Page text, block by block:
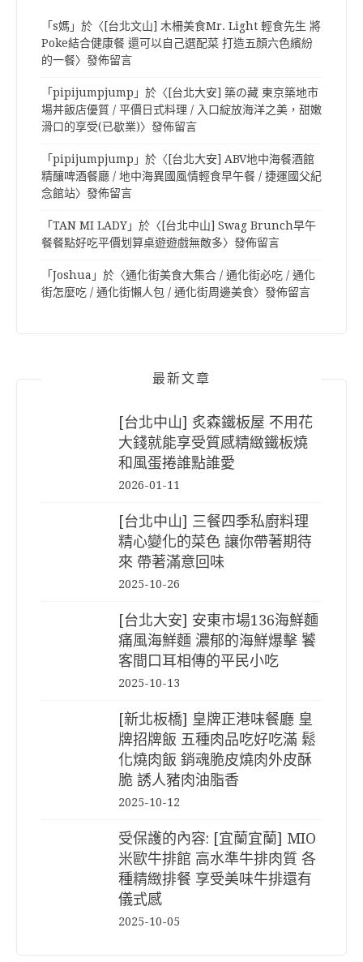
「s媽 」於〈 [台北文山] 木柵美食Mr. Light 輕食先生 將
Poke結合健康餐 還可以自己選配菜 打造五顏六色繽紛
的一餐〉發佈留言
「pipijumpjump 」於〈 [台北大安] 築の藏 東京築地市
場丼飯店優質 / 平價日式料理 / 入口綻放海洋之美，甜嫩
滑口的享受(已歇業)〉發佈留言
「pipijumpjump 」於〈 [台北大安] ABV地中海餐酒館
精釀啤酒餐廳 / 地中海異國風情輕食早午餐 / 捷運國父紀
念館站〉發佈留言
「TAN MI LADY」於〈 [台北中山] Swag Brunch早午
餐餐點好吃平價划算桌遊遊戲無敵多〉發佈留言
「Joshua 」於〈通化街美食大集合 / 通化街必吃 / 通化
街怎麼吃 / 通化街懶人包 / 通化街周邊美食〉發佈留言
最新文章
[台北中山] 炙森鐵板屋 不用花
大錢就能享受質感精緻鐵板燒
和風蛋捲誰點誰愛
2026-01-11
[台北中山] 三餐四季私廚料理
精心變化的菜色 讓你帶著期待
來 帶著滿意回味
2025-10-26
[台北大安] 安東市場136海鮮麵
痛風海鮮麵 濃郁的海鮮爆擊 饕
客間口耳相傳的平民小吃
2025-10-13
[新北板橋] 皇牌正港味餐廳 皇
牌招牌飯 五種肉品吃好吃滿 鬆
化燒肉飯 銷魂脆皮燒肉外皮酥
脆 誘人豬肉油脂香
2025-10-12
受保護的內容: [宜蘭宜蘭] MIO
米歐牛排館 高水準牛排肉質 各
種精緻排餐 享受美味牛排還有
儀式感
2025-10-05